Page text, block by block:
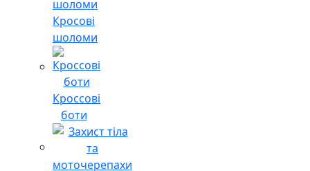
Кросові
шоломи
Кроссові
боти